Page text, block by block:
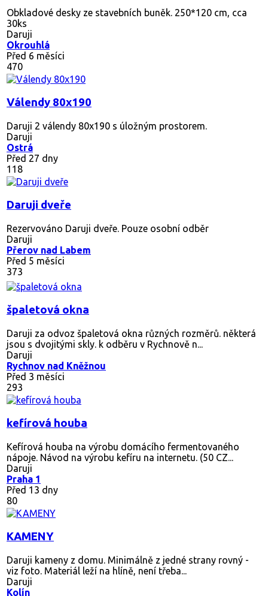
Obkladové desky ze stavebních buněk. 250*120 cm, cca
30ks
Daruji
Okrouhlá
Před 6 měsíci
470
Válendy 80x190
Daruji 2 válendy 80x190 s úložným prostorem.
Daruji
Ostrá
Před 27 dny
118
Daruji dveře
Rezervováno Daruji dveře. Pouze osobní odběr
Daruji
Přerov nad Labem
Před 5 měsíci
373
špaletová okna
Daruji za odvoz špaletová okna různých rozměrů. některá
jsou s dvojitými skly. k odběru v Rychnově n...
Daruji
Rychnov nad Kněžnou
Před 3 měsíci
293
kefírová houba
Kefírová houba na výrobu domácího fermentovaného
nápoje. Návod na výrobu kefíru na internetu. (50 CZ...
Daruji
Praha 1
Před 13 dny
80
KAMENY
Daruji kameny z domu. Minimálně z jedné strany rovný -
viz foto. Materiál leží na hlíně, není třeba...
Daruji
Kolín